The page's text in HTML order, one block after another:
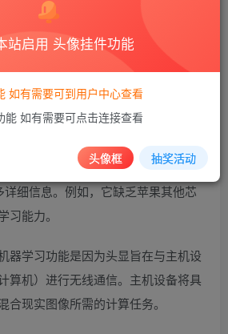
理设计已经完成，芯片现已准备好试
这三款芯片将交由台积电量产，量
此外 ，The Information 还了解了有关
详细信息。例如，它缺乏苹果其他芯
习能力。
学习功能是因为头显旨在与主机设
算机）进行无线通信。主机设备将具
合现实图像所需的计算任务。
站启用 头像挂件功能
如有需要可到用户中心查看
能 如有需要可点击连接查看
头像框 抽奖活动